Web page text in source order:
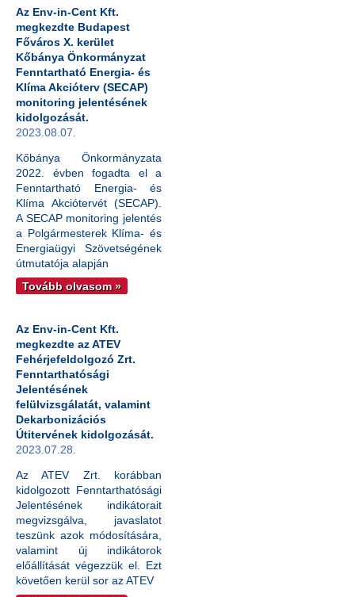
Az Env-in-Cent Kft.
megkezdte Budapest
Főváros X. kerület
Kőbánya Önkormányzat
Fenntartható Energia- és
Klíma Akcióterv (SECAP)
monitoring jelentésének
kidolgozását.
2023.08.07.
Kőbánya Önkormányzata
2022. évben fogadta el a
Fenntartható Energia- és
Klíma Akciótervét (SECAP).
A SECAP monitoring jelentés
a Polgármesterek Klíma- és
Energiaügyi Szövetségének
útmutatója alapján
Tovább olvasom »
Az Env-in-Cent Kft.
megkezdte az ATEV
Fehérjefeldolgozó Zrt.
Fenntarthatósági
Jelentésének
felülvizsgálatát, valamint
Dekarbonizációs
Útitervének kidolgozását.
2023.07.28.
Az ATEV Zrt. korábban
kidolgozott Fenntarthatósági
Jelentésének indikátorait
megvizsgálva, javaslatot
teszünk azok módosítására,
valamint új indikátorok
előállítását végezzük el. Ezt
követően kerül sor az ATEV